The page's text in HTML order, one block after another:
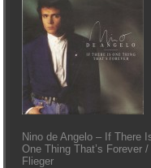
Nino de Angelo ‎– If There
One Thing That’s Forever /
Flieger